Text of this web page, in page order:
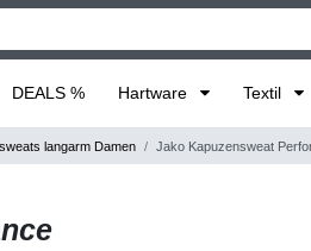
DEALS % Hartware Textil
langarm Damen Jako Kapuzensweat